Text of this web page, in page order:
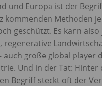
und Europa ist der
kommenden Methoden
geschützt. Es kann also
regenerative
auch große global player
Und in der Tat: Hinter
Begriff steckt oft der